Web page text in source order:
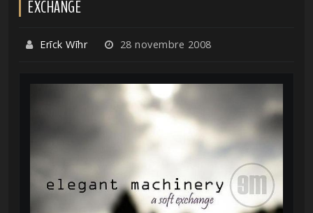
EXCHANGE
Erīck Wīhr 28 novembre 2008